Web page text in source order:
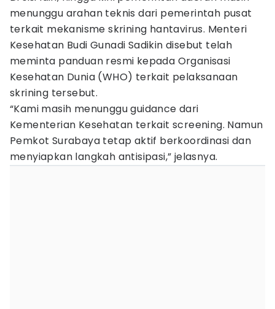
menunggu arahan teknis dari pemerintah pusat
terkait mekanisme skrining hantavirus. Menteri
Kesehatan Budi Gunadi Sadikin disebut telah
meminta panduan resmi kepada Organisasi
Kesehatan Dunia (WHO) terkait pelaksanaan
skrining tersebut.
“Kami masih menunggu guidance dari
Kementerian Kesehatan terkait screening. Namun
Pemkot Surabaya tetap aktif berkoordinasi dan
menyiapkan langkah antisipasi,” jelasnya.